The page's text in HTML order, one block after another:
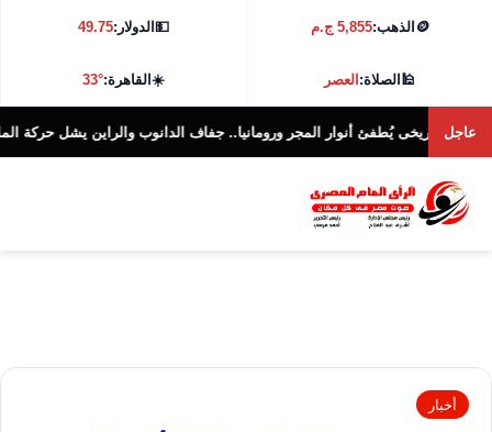
🪙 الذهب:5,855 ج.م 💵الدولار:49.75
🕌الصلاة:العصر ☀️القاهرة:33°
عاجل
يُطفئ أنوار المجر ورومانيا.. جفاف الدانوب والراين يشل حركة الملاحة فى 10 دول..
أخبار